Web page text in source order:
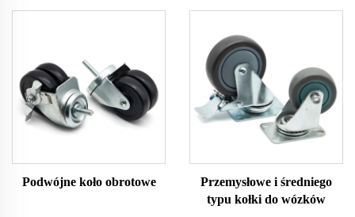
Podwójne koło obrotowe
Przemysłowe i średniego
typu kołki do wózków